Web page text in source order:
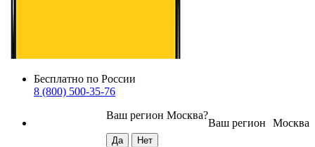
Бесплатно по России
8 (800) 500-35-76
Москва
Ваш регион
Ваш регион Москва?